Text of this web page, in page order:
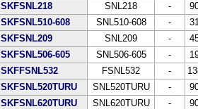
SKFSNL218
SNL218 -
SKFSNL510-608
SNL510-608 -
SKFSNL209
SNL209 -
SKFSNL506-605
SNL506-605 -
SKFFSNL532
FSNL532 -
SKFSNL520TURU
SNL520TURU -
SKFSNL620TURU
SNL620TURU -